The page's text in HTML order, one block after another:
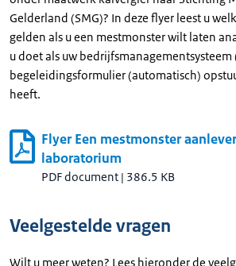
Gelderland (SMG)? In deze flyer leest u
gelden als u een mestmonster wilt laten
u doet als uw bedrijfsmanagementsysteem
begeleidingsformulier (automatisch)
heeft.
Flyer Een mestmonster
laboratorium
PDF document | 386.5 KB
Veelgestelde vragen
Wilt u meer weten? Lees hieronder de